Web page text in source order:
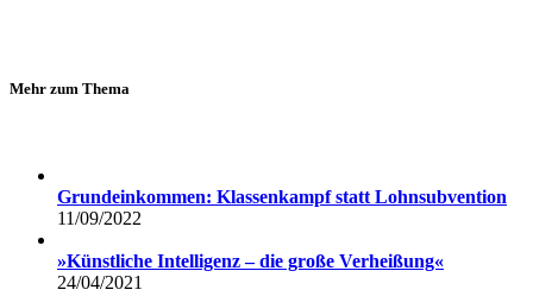
Mehr zum Thema
Grundeinkommen: Klassenkampf statt Lohnsubvention
11/09/2022
»Künstliche Intelligenz – die große Verheißung«
24/04/2021